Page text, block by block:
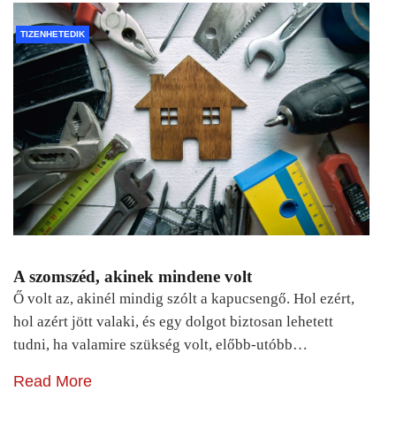
TIZENHETEDIK
A szomszéd, akinek mindene volt
Ő volt az, akinél mindig szólt a kapucsengő. Hol ezért,
hol azért jött valaki, és egy dolgot biztosan lehetett
tudni, ha valamire szükség volt, előbb-utóbb…
Read More